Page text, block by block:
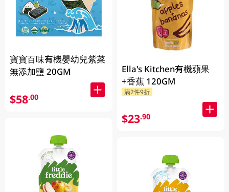
寶寶百味有機嬰幼兒紫菜
無添加鹽 20GM
$58.00
Ella's Kitchen有機蘋果
+香蕉 120GM
滿2件9折
$23.90